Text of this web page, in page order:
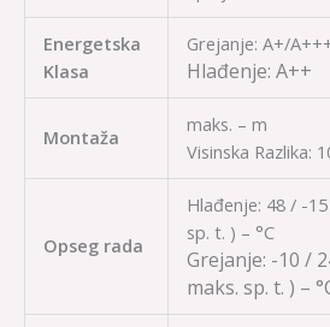
Energetska
Klasa
Grejanje: A+/
Hlađenje: A++
Montaža
maks. – m
Visinska Razlika:
Opseg rada
Hlađenje: 48 / -
sp. t. ) – °C
Grejanje: -10 /
maks. sp. t. ) –